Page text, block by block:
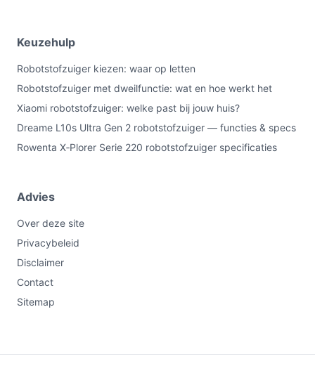
Keuzehulp
Robotstofzuiger kiezen: waar op letten
Robotstofzuiger met dweilfunctie: wat en hoe werkt het
Xiaomi robotstofzuiger: welke past bij jouw huis?
Dreame L10s Ultra Gen 2 robotstofzuiger — functies & specs
Rowenta X‑Plorer Serie 220 robotstofzuiger specificaties
Advies
Over deze site
Privacybeleid
Disclaimer
Contact
Sitemap